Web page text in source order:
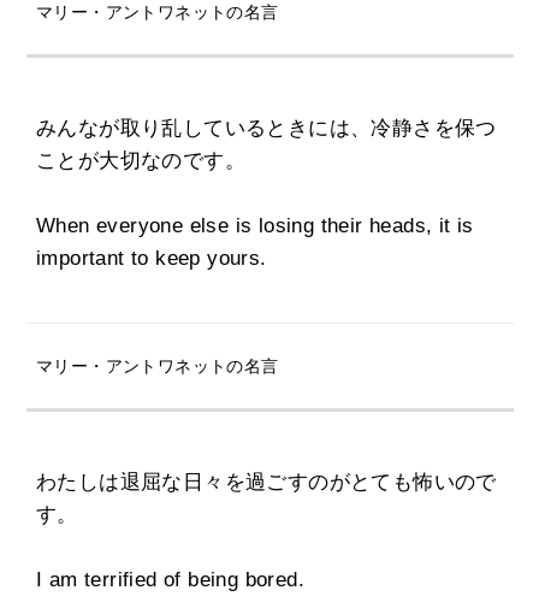
マリー・アントワネットの名言
みんなが取り乱しているときには、冷静さを保つ
ことが大切なのです。
When everyone else is losing their heads, it is
important to keep yours.
マリー・アントワネットの名言
わたしは退屈な日々を過ごすのがとても怖いので
す。
I am terrified of being bored.